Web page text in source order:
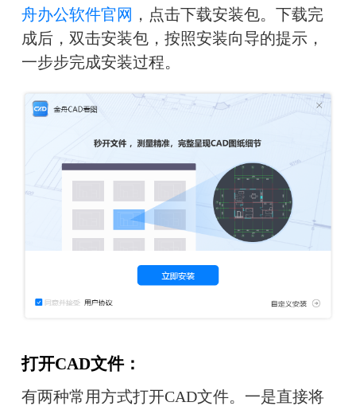
舟办公软件官网 ，点击下载安装包。下载完
成后，双击安装包，按照安装向导的提示，
一步步完成安装过程。
打开CAD文件：
有两种常用方式打开CAD文件。一是直接将